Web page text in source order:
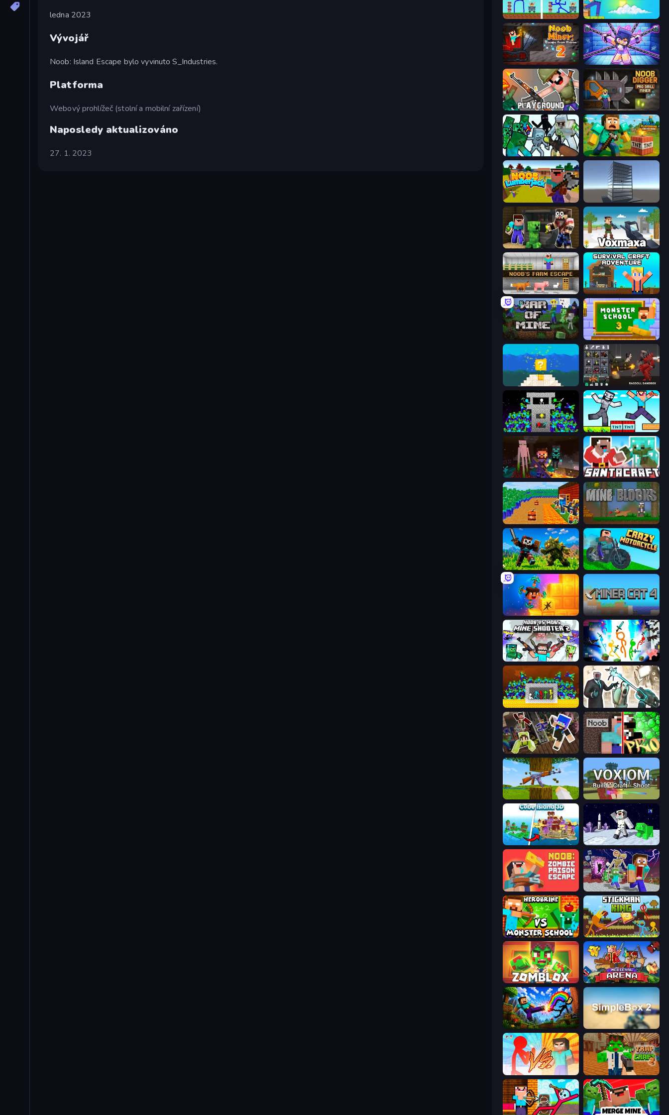
ledna 2023
Vývojář
Noob: Island Escape bylo vyvinuto S_Industries.
Platforma
Webový prohlížeč (stolní a mobilní zařízení)
Naposledy aktualizováno
27. 1. 2023
DOP Noob: Draw to Save Skyland Survive With Noob!
Noob Miner 2: Escape From Prison Mini Mine
Playground Noob Digger: Pro Drill Miner
Voxel Playground: Ragdoll Noob
Idle Noob Lumberjack Craft 3D
Noob Trolls Pro Voxmaxa
Noob's Farm Escape Survival Craft Adventure
War of Mine Monster School 3
Last Play: Ragdoll Sandbox
Stick Epic Fighter Noob Gigachad: Parkour Tricks Challenge
ZombieCraft SantaCraft
Noob Tower Defense Mine Blocks
CraftSlayer: Apocalypse Crazy Motorcycle
Merge & Dig! Miner Cat 4
Mine Shooter 2: Noob vs Mobs Stickman Epic
Stick Fighter vs Zombies Skibidi Toilets: Infection
Only Up Craft Noob vs Pro: Challenge
Mine Shooter 3D Voxiom.io
Cube Island 3D SpaceCraft Noob: Return to Earth
Monster School Herobrine Siren Head
Herobrine vs Monster School Stickman King
Zomblox Medieval Arena
Noob: Wall Crusher
Red Stickman vs Monster School Trap Craft 2